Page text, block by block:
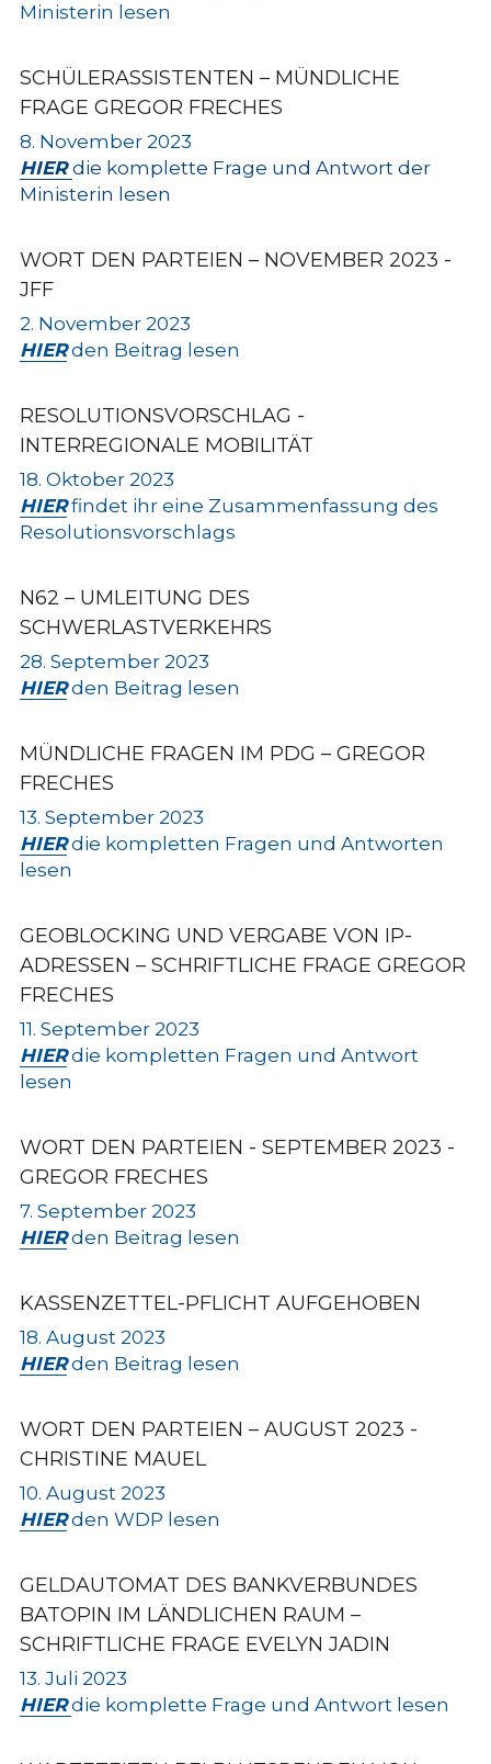
Ministerin lesen
SCHÜLERASSISTENTEN – MÜNDLICHE
FRAGE GREGOR FRECHES
8. November 2023
HIER die komplette Frage und Antwort der
Ministerin lesen
WORT DEN PARTEIEN – NOVEMBER 2023 -
JFF
2. November 2023
HIER den Beitrag lesen
RESOLUTIONSVORSCHLAG -
INTERREGIONALE MOBILITÄT
18. Oktober 2023
HIER findet ihr eine Zusammenfassung des
Resolutionsvorschlags
N62 – UMLEITUNG DES
SCHWERLASTVERKEHRS
28. September 2023
HIER den Beitrag lesen
MÜNDLICHE FRAGEN IM PDG – GREGOR
FRECHES
13. September 2023
HIER die kompletten Fragen und Antworten
lesen
GEOBLOCKING UND VERGABE VON IP-
ADRESSEN – SCHRIFTLICHE FRAGE GREGOR
FRECHES
11. September 2023
HIER die kompletten Fragen und Antwort
lesen
WORT DEN PARTEIEN - SEPTEMBER 2023 -
GREGOR FRECHES
7. September 2023
HIER den Beitrag lesen
KASSENZETTEL-PFLICHT AUFGEHOBEN
18. August 2023
HIER den Beitrag lesen
WORT DEN PARTEIEN – AUGUST 2023 -
CHRISTINE MAUEL
10. August 2023
HIER den WDP lesen
GELDAUTOMAT DES BANKVERBUNDES
BATOPIN IM LÄNDLICHEN RAUM –
SCHRIFTLICHE FRAGE EVELYN JADIN
13. Juli 2023
HIER die komplette Frage und Antwort lesen